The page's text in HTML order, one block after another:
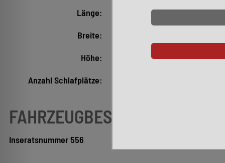
Länge: 5.930 mm
Breite:
Höhe: 2.850 mm
Anzahl Schlafplätze:
FAHRZEUGBESCHREIBUNG
Inseratsnummer 556